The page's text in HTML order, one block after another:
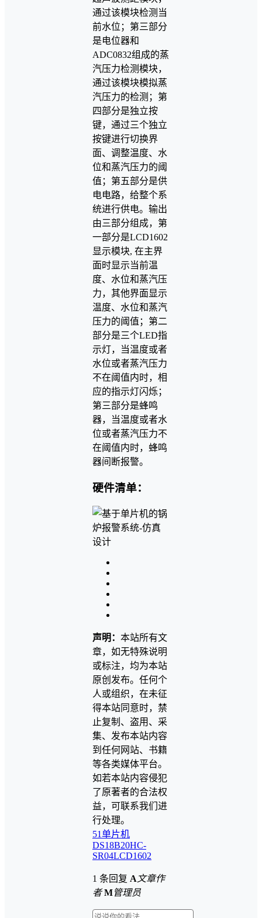
通过该模块检测当
前水位；第三部分
是电位器和
ADC0832组成的蒸
汽压力检测模块，
通过该模块模拟蒸
汽压力的检测；第
四部分是独立按
键，通过三个独立
按键进行切换界
面、调整温度、水
位和蒸汽压力的阈
值；第五部分是供
电电路，给整个系
统进行供电。输出
由三部分组成，第
一部分是LCD1602
显示模块, 在主界
面时显示当前温
度、水位和蒸汽压
力，其他界面显示
温度、水位和蒸汽
压力的阈值；第二
部分是三个LED指
示灯，当温度或者
水位或者蒸汽压力
不在阈值内时，相
应的指示灯闪烁；
第三部分是蜂鸣
器，当温度或者水
位或者蒸汽压力不
在阈值内时，蜂鸣
器间断报警。
硬件清单：
声明： 本站所有文
章，如无特殊说明
或标注，均为本站
原创发布。任何个
人或组织，在未征
得本站同意时，禁
止复制、盗用、采
集、发布本站内容
到任何网站、书籍
等各类媒体平台。
如若本站内容侵犯
了原著者的合法权
益，可联系我们进
行处理。
51单片机
DS18B20HC-
SR04LCD1602
1 条回复 A 文章作
者 M管理员